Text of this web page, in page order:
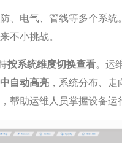
、电气、管线等多个系
不小挑战。
按系统维度切换查看。运
自动高亮 ，系统分布、
帮助运维人员掌握设备运